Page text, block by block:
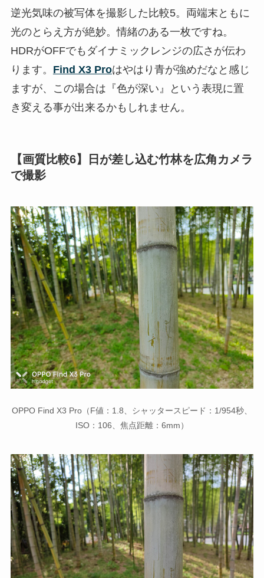
逆光気味の被写体を撮影した比較5。両端末ともに
光のとらえ方が絶妙。情緒のある一枚ですね。
HDRがOFFでもダイナミックレンジの広さが伝わ
ります。 Find X3 Proはやはり青が強めだなと感じ
ますが、この場合は『色が深い』という表現に置
き変える事が出来るかもしれません。
【画質比較6】日が差し込む竹林を広角カメラ
で撮影
OPPO Find X3 Pro（F値：1.8、シャッタースピード：1/954秒、
ISO：106、焦点距離：6mm）